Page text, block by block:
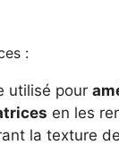
:
utilisé pour
en les
la texture